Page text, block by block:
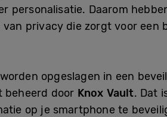
personalisatie. Daarom
privacy die zorgt voor een
opgeslagen in een
beheerd door Knox Vault. Dat
op je smartphone te